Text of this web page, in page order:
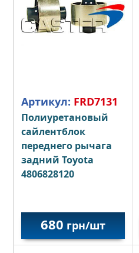
Артикул: FRD7131
Полиуретановый
сайлентблок
переднего рычага
задний Toyota
4806828120
680 грн/шт